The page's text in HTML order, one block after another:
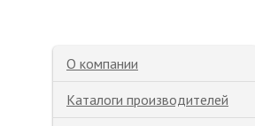
О компании
Каталоги производителей